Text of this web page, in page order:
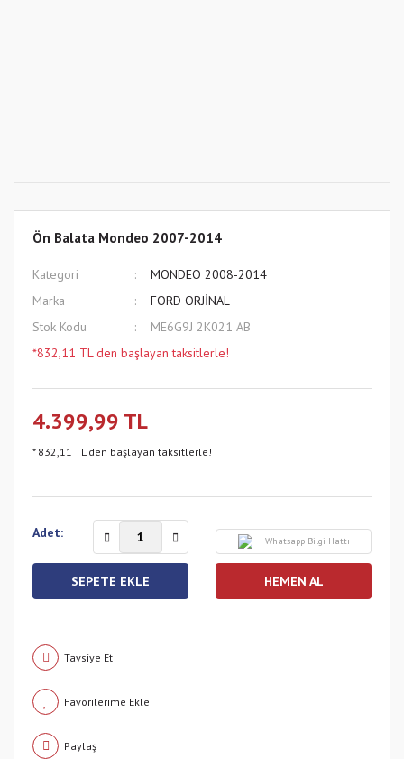
Ön Balata Mondeo 2007-2014
Kategori
MONDEO 2008-2014
Marka
FORD ORJİNAL
Stok Kodu
ME6G9J 2K021 AB
*832,11 TL den başlayan taksitlerle!
4.399,99 TL
* 832,11 TL den başlayan taksitlerle!
Adet:
Whatsapp Bilgi Hattı
SEPETE EKLE HEMEN AL
Tavsiye Et
Paylaş